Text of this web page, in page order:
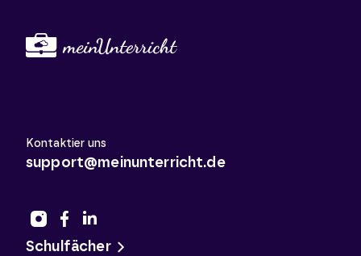
Kontaktier uns
support@meinunterricht.de
Schulfächer